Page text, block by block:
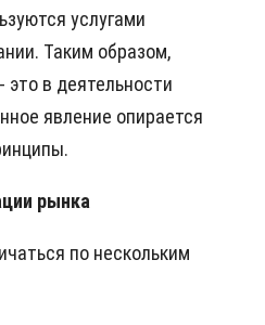
услугами
Таким образом,
это в деятельности
явление опирается
рынка
по нескольким